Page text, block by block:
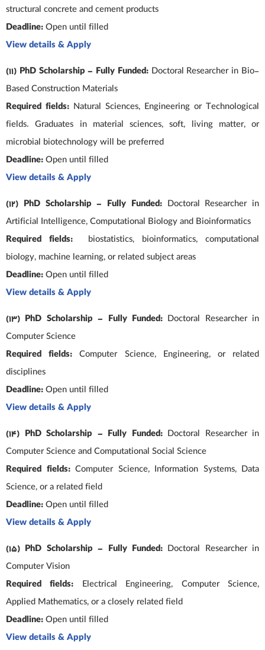
structural concrete and cement products
Deadline:Open until filled
View details & Apply
(11) PhD Scholarship – Fully Funded:Doctoral Researcher in Bio-
Based Construction Materials
Required fields: Natural Sciences, Engineering or Technological
fields. Graduates in material sciences, soft, living matter, or
microbial biotechnology will be preferred
Deadline:Open until filled
View details & Apply
(12) PhD Scholarship – Fully Funded:Doctoral Researcher in
Artificial Intelligence, Computational Biology and Bioinformatics
Required fields:
biostatistics, bioinformatics, computational
biology, machine learning, or related subject areas
Deadline:Open until filled
View details & Apply
(13) PhD Scholarship – Fully Funded:Doctoral Researcher in
Computer Science
Required fields:Computer Science, Engineering, or related
disciplines
Deadline:Open until filled
View details & Apply
(14) PhD Scholarship – Fully Funded:Doctoral Researcher in
Computer Science and Computational Social Science
Required fields: Computer Science, Information Systems, Data
Science, or a related field
Deadline:Open until filled
View details & Apply
(15) PhD Scholarship – Fully Funded:Doctoral Researcher in
Computer Vision
Required fields: Electrical Engineering, Computer Science,
Applied Mathematics, or a closely related field
Deadline:Open until filled
View details & Apply